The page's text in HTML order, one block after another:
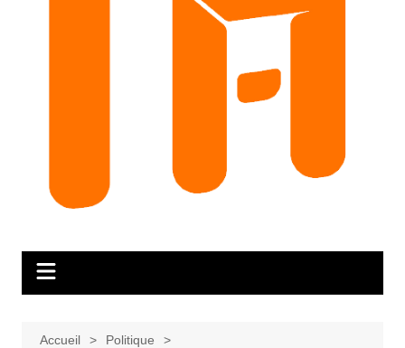
Accueil
Politique